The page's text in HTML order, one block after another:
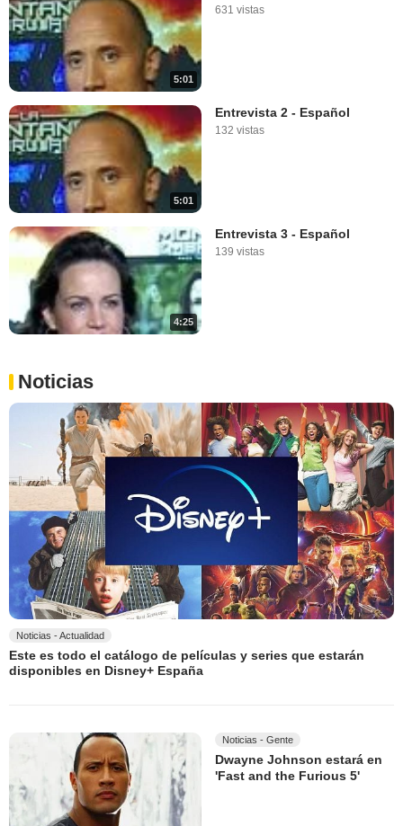
5:01
631 vistas
5:01
Entrevista 2 - Español
132 vistas
4:25
Entrevista 3 - Español
139 vistas
Noticias
Noticias - Actualidad
Este es todo el catálogo de películas y series que estarán
disponibles en Disney+ España
Noticias - Gente
Dwayne Johnson estará en
'Fast and the Furious 5'